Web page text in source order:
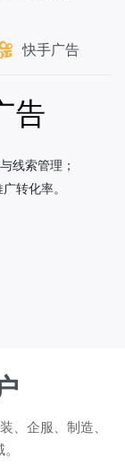
快手广告
告
线索管理；
转化率。
、企服、制造、